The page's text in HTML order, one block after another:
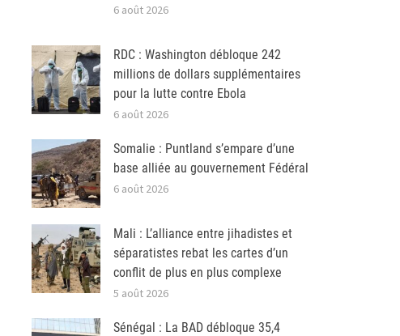
6 août 2026
RDC : Washington débloque 242
millions de dollars supplémentaires
pour la lutte contre Ebola
6 août 2026
Somalie : Puntland s’empare d’une
base alliée au gouvernement Fédéral
6 août 2026
Mali : L’alliance entre jihadistes et
séparatistes rebat les cartes d’un
conflit de plus en plus complexe
5 août 2026
Sénégal : La BAD débloque 35,4